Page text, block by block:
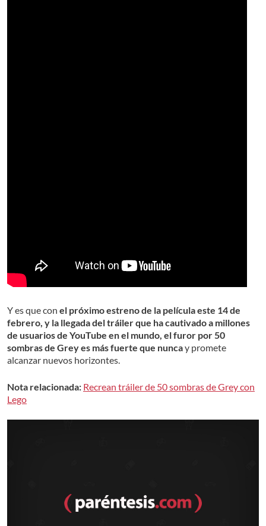
Y es que con el próximo estreno de la película este 14 de
febrero, y la llegada del tráiler que ha cautivado a millones
de usuarios de YouTube en el mundo, el furor por 50
sombras de Grey es más fuerte que nuncay promete
alcanzar nuevos horizontes.
Nota relacionada: Recrean tráiler de 50 sombras de Grey con
Lego